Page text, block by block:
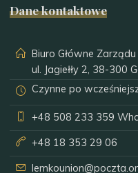
Dane kontaktowe
Biuro Główne
ul. Jagiełły 2, 38-300
Czynne po
+48 508 233 359
+48 18 353 29 06